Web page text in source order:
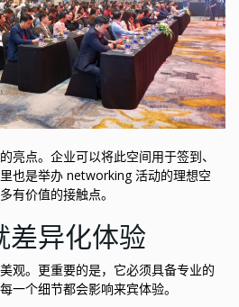
亮点。企业可以将此空间用于签到、
也是举办 networking 活动的理想空
有价值的接触点。
差异化体验
观。更重要的是，它必须具备专业的
一个细节都会影响来宾体验。